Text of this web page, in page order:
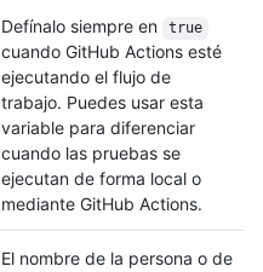
Defínalo siempre en true
cuando GitHub Actions esté
ejecutando el flujo de
trabajo. Puedes usar esta
variable para diferenciar
cuando las pruebas se
ejecutan de forma local o
mediante GitHub Actions.
El nombre de la persona o de